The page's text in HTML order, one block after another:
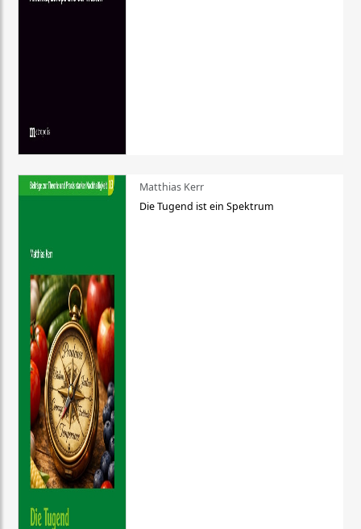
Matthias Kerr
Die Tugend ist ein Spektrum